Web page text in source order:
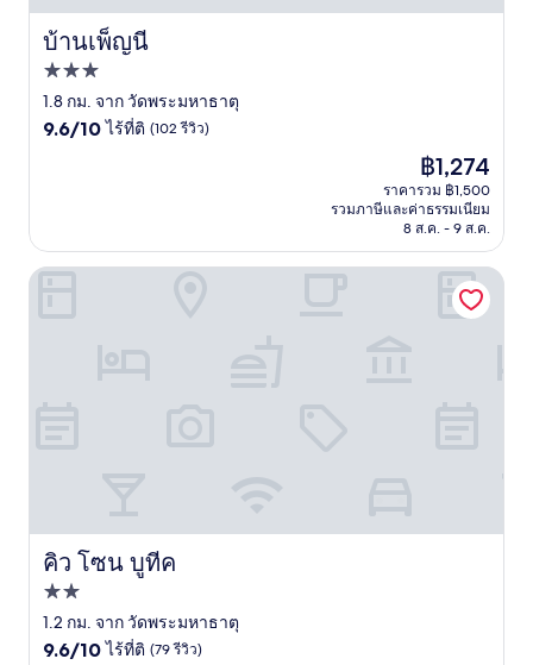
บ้านเพ็ญนี
บ้านเพ็ญนี
ที่พัก
3.0
ดาว
1.8 กม. จาก วัดพระมหาธาตุ
9.6
(102
รีวิว)
9.6/10 ไร้ที่ติ (102 รีวิว)
ราคา
ปัจจุบัน
คือ
฿1,274
฿1,274
ราคารวม ฿1,500
รวมภาษีและค่าธรรมเนียม
8 ส.ค. - 9 ส.ค.
คิว โซน บูทีค
คิว โซน บูทีค
ที่พัก
2.0
ดาว
1.2 กม. จาก วัดพระมหาธาตุ
9.6
9.6/10 ไร้ที่ติ (79 รีวิว)
คิว โซน บูทีค